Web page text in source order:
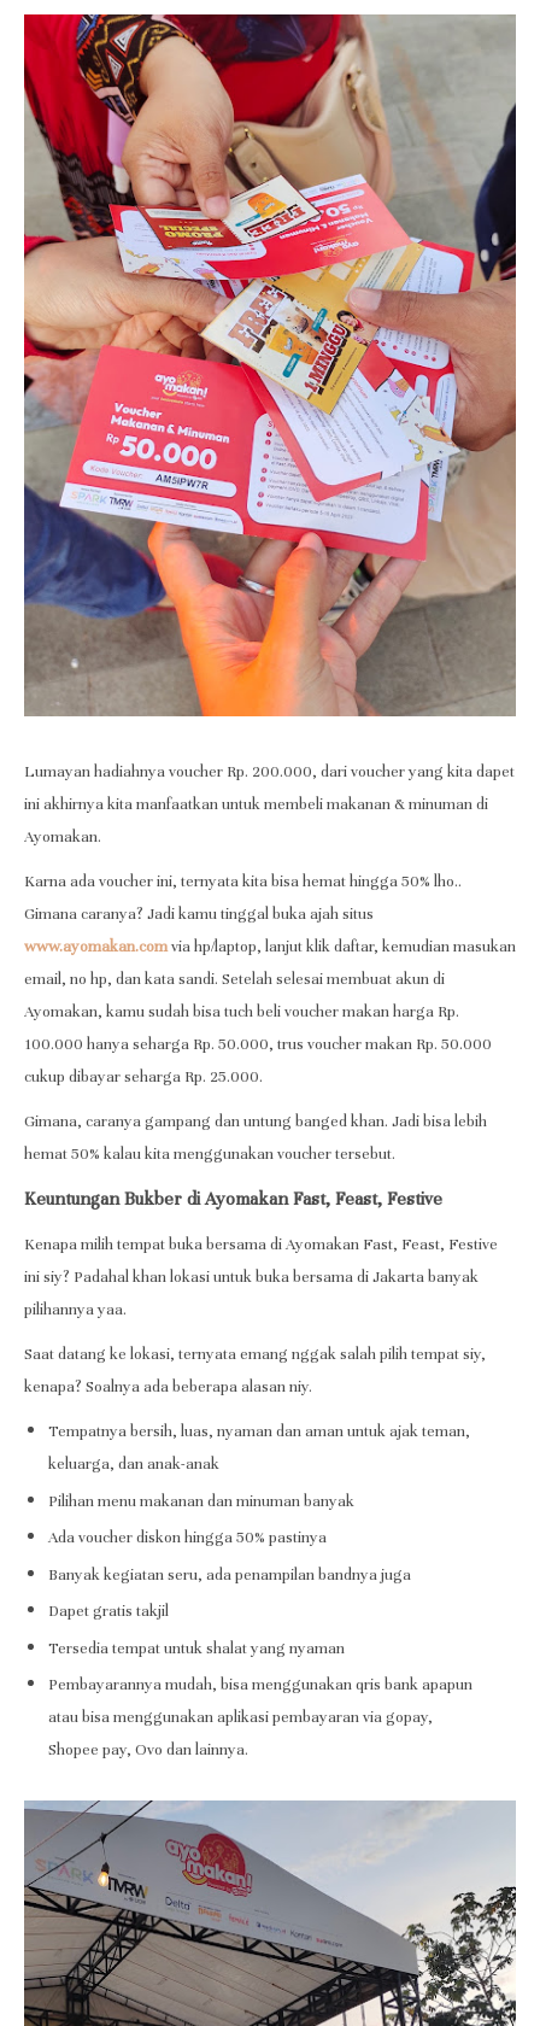
Lumayan hadiahnya voucher Rp. 200.000, dari voucher yang kita dapet
ini akhirnya kita manfaatkan untuk membeli makanan & minuman di
Ayomakan.
Karna ada voucher ini, ternyata kita bisa hemat hingga 50% lho..
Gimana caranya? Jadi kamu tinggal buka ajah situs
www.ayomakan.comvia hp/laptop, lanjut klik daftar, kemudian masukan
email, no hp, dan kata sandi. Setelah selesai membuat akun di
Ayomakan, kamu sudah bisa tuch beli voucher makan harga Rp.
100.000 hanya seharga Rp. 50.000, trus voucher makan Rp. 50.000
cukup dibayar seharga Rp. 25.000.
Gimana, caranya gampang dan untung banged khan. Jadi bisa lebih
hemat 50% kalau kita menggunakan voucher tersebut.
Keuntungan Bukber di Ayomakan Fast, Feast, Festive
Kenapa milih tempat buka bersama di Ayomakan Fast, Feast, Festive
ini siy? Padahal khan lokasi untuk buka bersama di Jakarta banyak
pilihannya yaa.
Saat datang ke lokasi, ternyata emang nggak salah pilih tempat siy,
kenapa? Soalnya ada beberapa alasan niy.
Tempatnya bersih, luas, nyaman dan aman untuk ajak teman,
keluarga, dan anak-anak
Pilihan menu makanan dan minuman banyak
Ada voucher diskon hingga 50% pastinya
Banyak kegiatan seru, ada penampilan bandnya juga
Dapet gratis takjil
Tersedia tempat untuk shalat yang nyaman
Pembayarannya mudah, bisa menggunakan qris bank apapun
atau bisa menggunakan aplikasi pembayaran via gopay,
Shopee pay, Ovo dan lainnya.